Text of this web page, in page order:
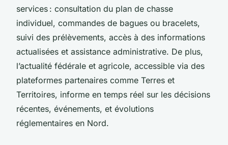
services : consultation du plan de chasse
individuel, commandes de bagues ou bracelets,
suivi des prélèvements, accès à des informations
actualisées et assistance administrative. De plus,
l’actualité fédérale et agricole, accessible via des
plateformes partenaires comme Terres et
Territoires, informe en temps réel sur les décisions
récentes, événements, et évolutions
réglementaires en Nord.